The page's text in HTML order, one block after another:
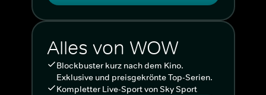
Alles von WOW
Blockbuster kurz nach dem Kino.
Exklusive und preisgekrönte Top-Serien.
Kompletter Live-Sport von Sky Sport